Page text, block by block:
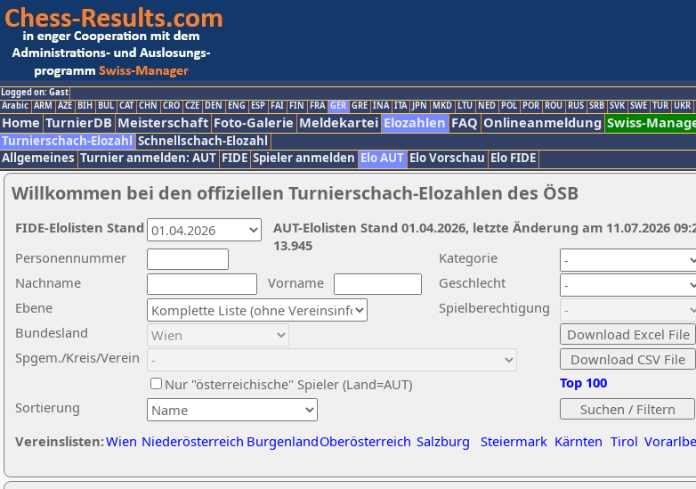
Logged on: Gast
Arabic ARM AZE BIH BUL CAT CHN CRO CZE DEN ENG ESP FAI FIN FRA GER GRE INA ITA JPN MKD LTU NED POL POR ROU RUS SRB SVK SWE TUR UKR
Home TurnierDB Meisterschaft Foto-Galerie Meldekartei Elozahlen FAQ Onlineanmeldung Swiss-
Turnierschach-Elozahl Schnellschach-Elozahl
Allgemeines Turnier anmelden: AUT FIDE Spieler anmelden Elo AUT Elo Vorschau Elo FIDE
Willkommen bei den offiziellen Turnierschach-Elozahlen des ÖSB
Nachname
Vorname
Ebene
Kategorie
Sortierung
Personennummer
Bundesland
Spgem./Kreis/Verein
Geschlecht
Nur "österreichische" Spieler (Land=AUT)
Spielberechtigung
Vereinslisten:Wien Niederösterreich BurgenlandOberösterreich Salzburg Steiermark Kärnten Tirol
Top 100
AUT-Elolisten Stand 01.04.2026, letzte Änderung am 11.07.2026
13.945
FIDE-Elolisten Stand